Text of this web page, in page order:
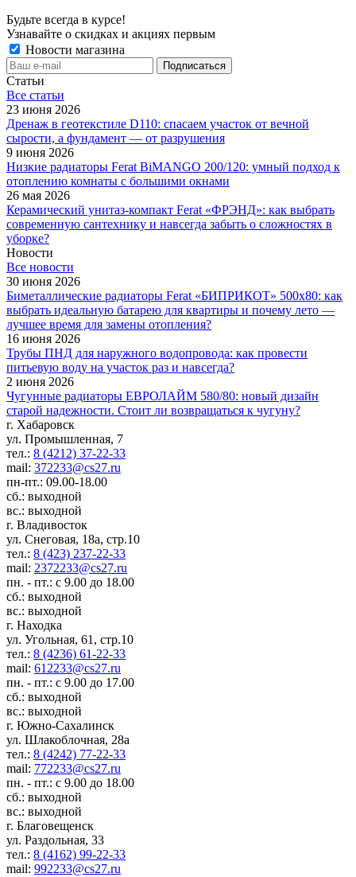
Будьте всегда в курсе!
Узнавайте о скидках и акциях первым
Новости магазина
Статьи
Все cтатьи
23 июня 2026
Дренаж в геотекстиле D110: спасаем участок от вечной
сырости, а фундамент — от разрушения
9 июня 2026
Низкие радиаторы Ferat BiMANGO 200/120: умный подход к
отоплению комнаты с большими окнами
26 мая 2026
Керамический унитаз-компакт Ferat «ФРЭНД»: как выбрать
современную сантехнику и навсегда забыть о сложностях в
уборке?
Новости
Все новости
30 июня 2026
Биметаллические радиаторы Ferat «БИПРИКОТ» 500x80: как
выбрать идеальную батарею для квартиры и почему лето —
лучшее время для замены отопления?
16 июня 2026
Трубы ПНД для наружного водопровода: как провести
питьевую воду на участок раз и навсегда?
2 июня 2026
Чугунные радиаторы ЕВРОЛАЙМ 580/80: новый дизайн
старой надежности. Стоит ли возвращаться к чугуну?
г. Хабаровск
ул. Промышленная, 7
тел.: 8 (4212) 37-22-33
mail: 372233@cs27.ru
пн-пт.: 09.00-18.00
сб.: выходной
вс.: выходной
г. Владивосток
ул. Снеговая, 18а, стр.10
тел.: 8 (423) 237-22-33
mail: 2372233@cs27.ru
пн. - пт.: с 9.00 до 18.00
сб.: выходной
вс.: выходной
г. Находка
ул. Угольная, 61, стр.10
тел.: 8 (4236) 61-22-33
mail: 612233@cs27.ru
пн. - пт.: с 9.00 до 17.00
сб.: выходной
вс.: выходной
г. Южно-Сахалинск
ул. Шлакоблочная, 28а
тел.: 8 (4242) 77-22-33
mail: 772233@cs27.ru
пн. - пт.: с 9.00 до 18.00
сб.: выходной
вс.: выходной
г. Благовещенск
ул. Раздольная, 33
тел.: 8 (4162) 99-22-33
mail: 992233@cs27.ru